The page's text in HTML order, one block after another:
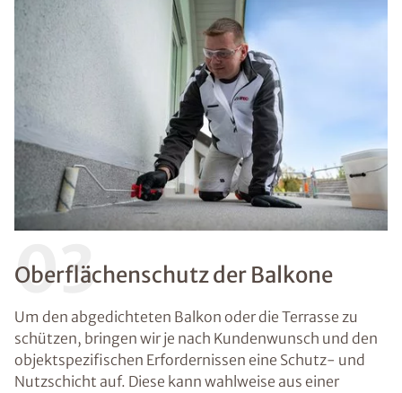
03
Oberflächenschutz der Balkone
Um den abgedichteten Balkon oder die Terrasse zu
schützen, bringen wir je nach Kundenwunsch und den
objektspezifischen Erfordernissen eine Schutz- und
Nutzschicht auf. Diese kann wahlweise aus einer